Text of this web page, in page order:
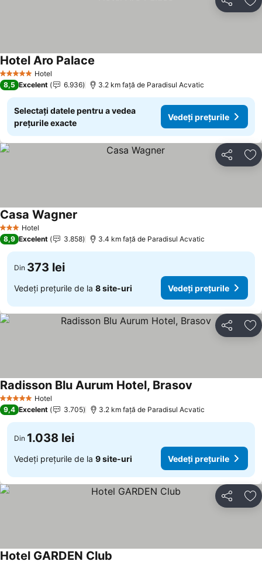
Distribuiți
5 Stele Hotel
Hotel Aro Palace
8,5 Excelent 6.936 3.2 km faţă de Paradisul Acvatic
Selectați datele pentru a vedea
prețurile exacte
Vedeți prețurile
Distribuiți
3 SteleHotel
Casa Wagner
8,9 Excelent 3.858 3.4 km faţă de Paradisul Acvatic
Din 373 lei
Vedeți prețurile de la 8 site-uri Vedeți prețurile
Distribuiți
5 Stele Hotel
Radisson Blu Aurum Hotel, Brasov
9,4 Excelent 3.705 3.2 km faţă de Paradisul Acvatic
Din 1.038 lei
Vedeți prețurile de la 9 site-uri Vedeți prețurile
Distribuiți
Hotel GARDEN Club